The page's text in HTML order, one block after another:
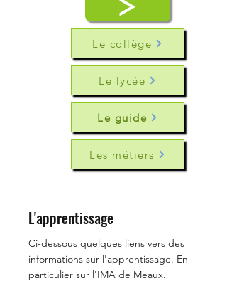
Le collège
Le lycée
Le guide
Les métiers
L'apprentissage
Ci-dessous quelques liens vers des
informations sur l'apprentissage. En
particulier sur l'IMA de Meaux.